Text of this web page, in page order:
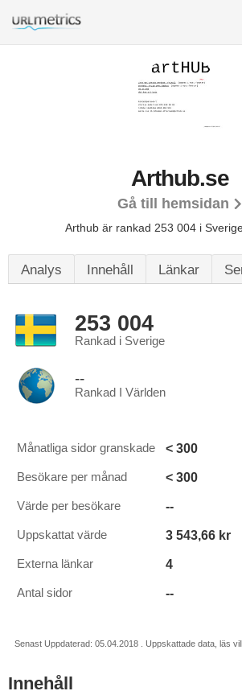
Arthub.se
Gå till hemsidan
Arthub är rankad 253 004 i
Analys Innehåll Länkar
253 004
Rankad i Sverige
--
Rankad I Världen
Månatliga sidor granskade < 300
Besökare per månad < 300
Värde per besökare --
Uppskattat värde 3 543,66 kr
Externa länkar 4
Antal sidor --
Senast Uppdaterad: 05.04.2018 . Uppskattade data, läs
Innehåll